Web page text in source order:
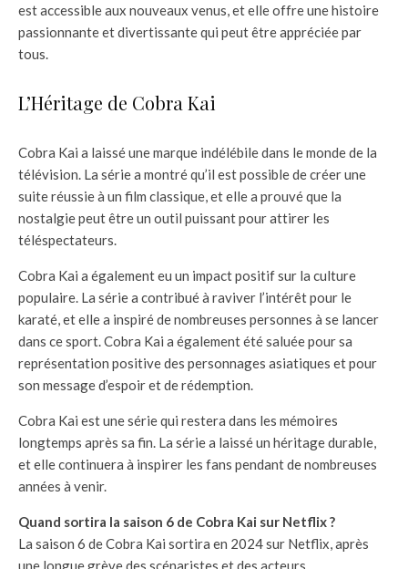
est accessible aux nouveaux venus, et elle offre une histoire
passionnante et divertissante qui peut être appréciée par
tous.
L’Héritage de Cobra Kai
Cobra Kai a laissé une marque indélébile dans le monde de la
télévision. La série a montré qu’il est possible de créer une
suite réussie à un film classique, et elle a prouvé que la
nostalgie peut être un outil puissant pour attirer les
téléspectateurs.
Cobra Kai a également eu un impact positif sur la culture
populaire. La série a contribué à raviver l’intérêt pour le
karaté, et elle a inspiré de nombreuses personnes à se lancer
dans ce sport. Cobra Kai a également été saluée pour sa
représentation positive des personnages asiatiques et pour
son message d’espoir et de rédemption.
Cobra Kai est une série qui restera dans les mémoires
longtemps après sa fin. La série a laissé un héritage durable,
et elle continuera à inspirer les fans pendant de nombreuses
années à venir.
Quand sortira la saison 6 de Cobra Kai sur Netflix ?
La saison 6 de Cobra Kai sortira en 2024 sur Netflix, après
une longue grève des scénaristes et des acteurs.